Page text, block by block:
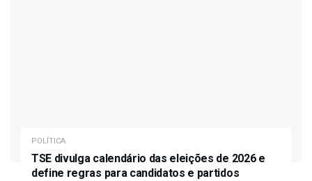
POLÍTICA
TSE divulga calendário das eleições de 2026 e
define regras para candidatos e partidos